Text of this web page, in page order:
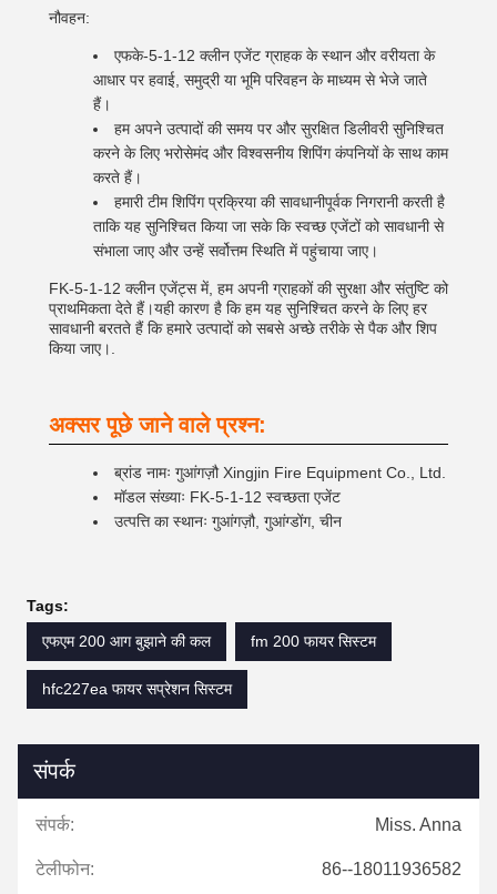
नौवहन:
एफके-5-1-12 क्लीन एजेंट ग्राहक के स्थान और वरीयता के
आधार पर हवाई, समुद्री या भूमि परिवहन के माध्यम से भेजे जाते
हैं।
हम अपने उत्पादों की समय पर और सुरक्षित डिलीवरी सुनिश्चित
करने के लिए भरोसेमंद और विश्वसनीय शिपिंग कंपनियों के साथ काम
करते हैं।
हमारी टीम शिपिंग प्रक्रिया की सावधानीपूर्वक निगरानी करती है
ताकि यह सुनिश्चित किया जा सके कि स्वच्छ एजेंटों को सावधानी से
संभाला जाए और उन्हें सर्वोत्तम स्थिति में पहुंचाया जाए।
FK-5-1-12 क्लीन एजेंट्स में, हम अपनी ग्राहकों की सुरक्षा और संतुष्टि को
प्राथमिकता देते हैं।यही कारण है कि हम यह सुनिश्चित करने के लिए हर
सावधानी बरतते हैं कि हमारे उत्पादों को सबसे अच्छे तरीके से पैक और शिप
किया जाए।.
अक्सर पूछे जाने वाले प्रश्न:
ब्रांड नामः गुआंगज़ौ Xingjin Fire Equipment Co., Ltd.
मॉडल संख्याः FK-5-1-12 स्वच्छता एजेंट
उत्पत्ति का स्थानः गुआंगज़ौ, गुआंग्डोंग, चीन
Tags:
एफएम 200 आग बुझाने की कल
fm 200 फायर सिस्टम
hfc227ea फायर सप्रेशन सिस्टम
संपर्क
संपर्क: Miss. Anna
टेलीफोन: 86--18011936582